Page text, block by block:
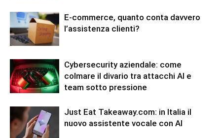
E-commerce, quanto conta davvero
l’assistenza clienti?
Cybersecurity aziendale: come
colmare il divario tra attacchi AI e
team sotto pressione
Just Eat Takeaway.com: in Italia il
nuovo assistente vocale con AI